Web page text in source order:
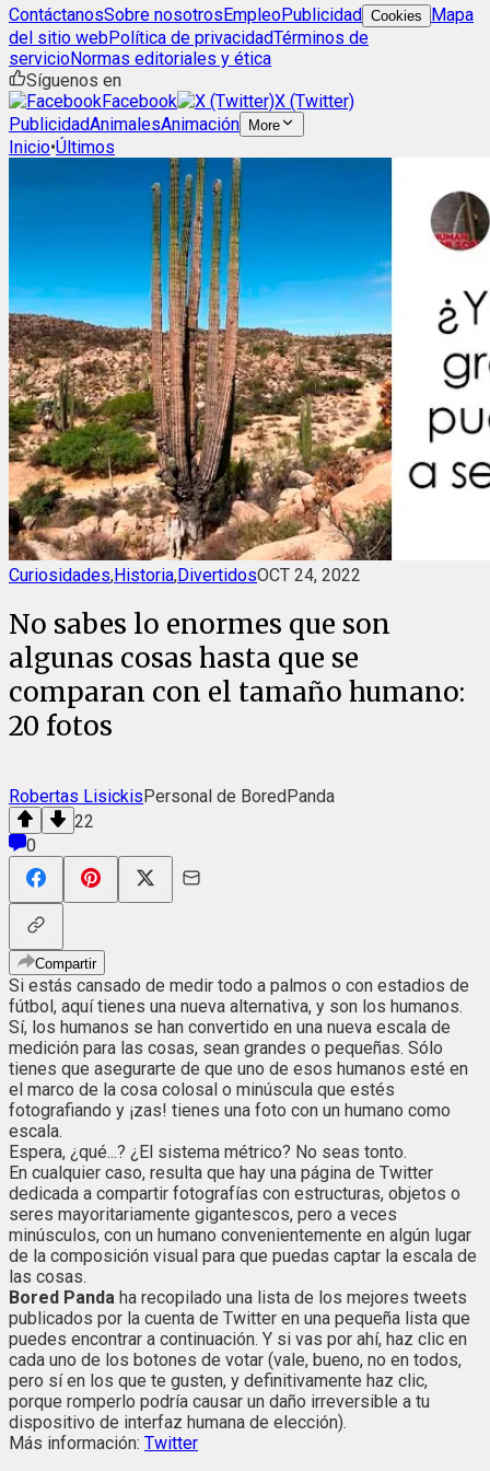
ContáctanosSobre nosotrosEmpleoPublicidad Cookies
Mapa
del sitio webPolítica de privacidadTérminos de
servicioNormas editoriales y ética
Síguenos en
Facebook
X (Twitter)
PublicidadAnimalesAnimación More
Inicio•Últimos
Curiosidades,Historia,DivertidosOCT 24, 2022
No sabes lo enormes que son
algunas cosas hasta que se
comparan con el tamaño humano:
20 fotos
Robertas LisickisPersonal de BoredPanda
22
0
Compartir
Si estás cansado de medir todo a palmos o con estadios de
fútbol, aquí tienes una nueva alternativa, y son los humanos.
Sí, los humanos se han convertido en una nueva escala de
medición para las cosas, sean grandes o pequeñas. Sólo
tienes que asegurarte de que uno de esos humanos esté en
el marco de la cosa colosal o minúscula que estés
fotografiando y ¡zas! tienes una foto con un humano como
escala.
Espera, ¿qué...? ¿El sistema métrico? No seas tonto.
En cualquier caso, resulta que hay una página de Twitter
dedicada a compartir fotografías con estructuras, objetos o
seres mayoritariamente gigantescos, pero a veces
minúsculos, con un humano convenientemente en algún lugar
de la composición visual para que puedas captar la escala de
las cosas.
Bored Panda ha recopilado una lista de los mejores tweets
publicados por la cuenta de Twitter en una pequeña lista que
puedes encontrar a continuación. Y si vas por ahí, haz clic en
cada uno de los botones de votar (vale, bueno, no en todos,
pero sí en los que te gusten, y definitivamente haz clic,
porque romperlo podría causar un daño irreversible a tu
dispositivo de interfaz humana de elección).
Más información: Twitter